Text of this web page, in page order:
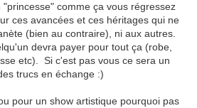
comme ça vous régressez
ces avancées et ces héritages qui ne
(bien au contraire), ni aux autres.
devra payer pour tout ça (robe,
etc). Si c'est pas vous ce sera un
trucs en échange :)
pour un show artistique pourquoi pas